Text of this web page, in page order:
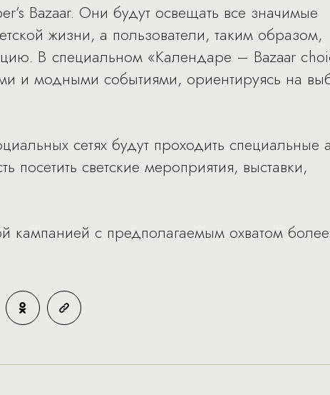
Bazaar. Они будут освещать все значимые
жизни, а пользователи, таким образом,
В специальном «Календаре – Bazaar
и модными событиями, ориентируясь на
сетях будут проходить специальные
посетить светские мероприятия, выставки,
кампанией с предполагаемым охватом